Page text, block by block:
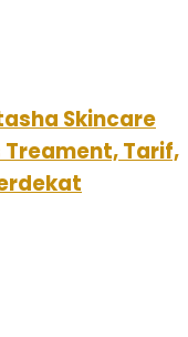
Skincare
Treament, Tarif,